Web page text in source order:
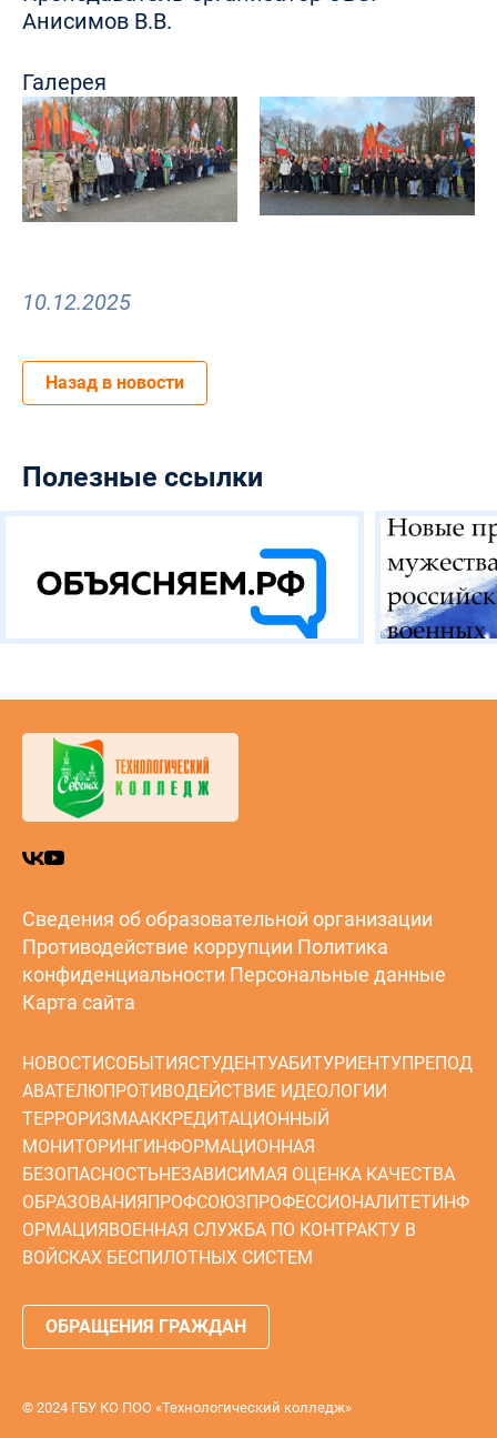
Анисимов В.В.
Галерея
10.12.2025
Назад в новости
Полезные ссылки
Сведения об образовательной организации
Противодействие коррупции Политика
конфиденциальности Персональные данные
Карта сайта
НОВОСТИСОБЫТИЯСТУДЕНТУАБИТУРИЕНТУПРЕПОД
АВАТЕЛЮПРОТИВОДЕЙСТВИЕ ИДЕОЛОГИИ
ТЕРРОРИЗМААККРЕДИТАЦИОННЫЙ
МОНИТОРИНГИНФОРМАЦИОННАЯ
БЕЗОПАСНОСТЬНЕЗАВИСИМАЯ ОЦЕНКА КАЧЕСТВА
ОБРАЗОВАНИЯ ПРОФСОЮЗ ПРОФЕССИОНАЛИТЕТИНФ
ОРМАЦИЯ ВОЕННАЯ СЛУЖБА ПО КОНТРАКТУ В
ВОЙСКАХ БЕСПИЛОТНЫХ СИСТЕМ
ОБРАЩЕНИЯ ГРАЖДАН
© 2024 ГБУ КО ПОО «Технологический колледж»